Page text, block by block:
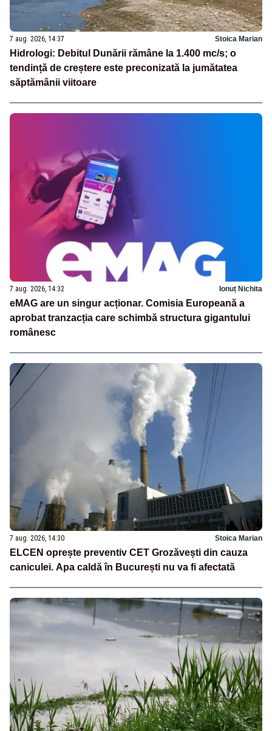
7 aug. 2026, 14:37 Stoica Marian
Hidrologi: Debitul Dunării rămâne la 1.400 mc/s; o
tendință de creștere este preconizată la jumătatea
săptămânii viitoare
7 aug. 2026, 14:32 Ionuț Nichita
eMAG are un singur acționar. Comisia Europeană a
aprobat tranzacția care schimbă structura gigantului
românesc
7 aug. 2026, 14:30 Stoica Marian
ELCEN oprește preventiv CET Grozăvești din cauza
caniculei. Apa caldă în București nu va fi afectată